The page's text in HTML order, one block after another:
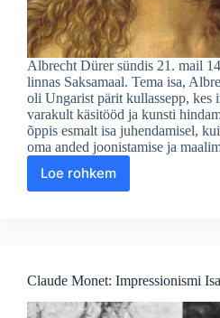
Albrecht Dürer sündis 21. mail
linnas Saksamaal. Tema isa,
oli Ungarist pärit kullassepp, kes
varakult käsitööd ja kunsti
õppis esmalt isa juhendamisel,
oma anded joonistamise ja
Loe rohkem
Albrecht
Dürer:
Claude Monet: Impressionismi